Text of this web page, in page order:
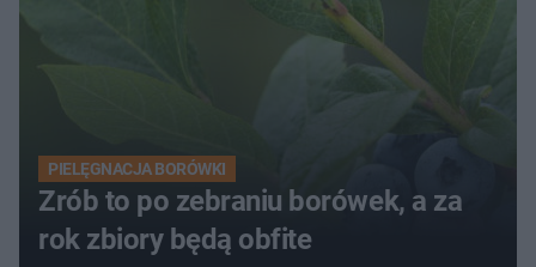
PIELĘGNACJA BORÓWKI
Zrób to po zebraniu borówek, a za
rok zbiory będą obfite